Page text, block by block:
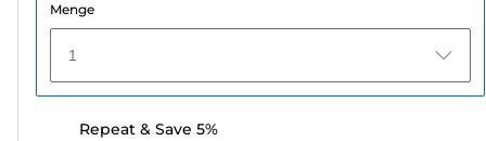
Menge
1
Repeat & Save 5%